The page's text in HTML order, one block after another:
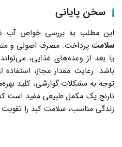
سخن پایانی
این مطلب به بررسی خواص آب
سلامت پرداخت. مصرف اصولی و
یا بعد از وعده‌های غذایی،
باشد. رعایت مقدار مجاز،
توجه به مشکلات گوارشی، کلید
نارنج یک مکمل طبیعی مفید است
زندگی مناسب، سلامت کبد را